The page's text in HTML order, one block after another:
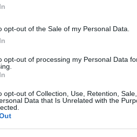
opt-out of the Sale of my Personal Data.
opt-out of processing my Personal Data
opt-out of Collection, Use, Retention,
Data that Is Unrelated with the
dissociazione dalla realtà
corrente.
non possono prescindere da
Dalla reciproca implicazione
sostenibili impianti di
a realizzare un tassello
delle criticità connesse
dei rifiuti sia alla carenza